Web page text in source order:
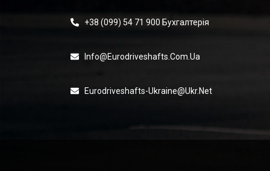
+38 (099) 54 71 900 Бухгалтерія
Info@eurodriveshafts.com.ua
Eurodriveshafts-Ukraine@ukr.net